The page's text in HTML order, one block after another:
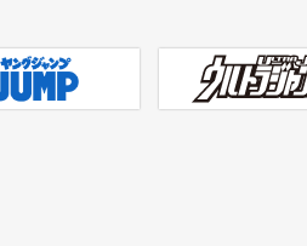
グジャンプ公式サイトウルトラジャンプ